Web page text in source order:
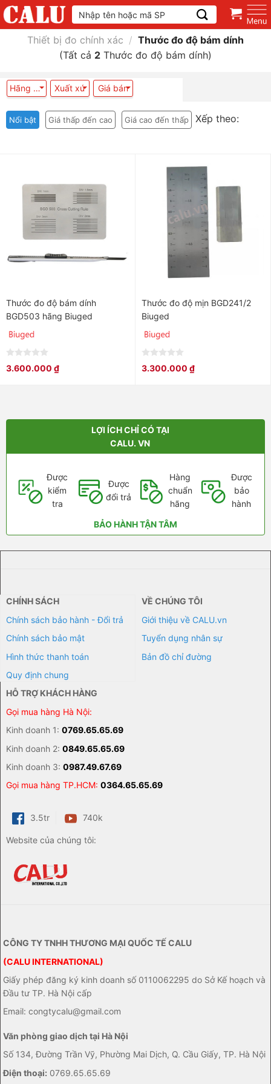
Skip
to
content
Tìm
kiếm:
Thiết bị đo chính xác / Thước đo độ bám dính
(Tất cả 2 Thước đo độ bám dính)
Xếp theo:
Nổi bật Giá thấp đến cao Giá cao đến thấp
Thước đo độ bám dính
BGD503 hãng Biuged
0
out
3.600.000 ₫
Thước đo độ mịn BGD241/2
Biuged
0
out
3.300.000 ₫
Hãng sx/thương hiệu Xuất xứ Giá bán
LỢI ÍCH CHỈ CÓ TẠI
CALU. VN
Được
kiểm
tra
Được
đổi trả
Hàng
chuẩn
hãng
Được
bảo
hành
BẢO HÀNH TẬN TÂM
CHÍNH SÁCH
Chính sách bảo hành - Đổi trả
Chính sách bảo mật
Hình thức thanh toán
Quy định chung
VỀ CHÚNG TÔI
Giới thiệu về CALU.vn
Tuyển dụng nhân sự
Bản đồ chỉ đường
HỖ TRỢ KHÁCH HÀNG
Gọi mua hàng Hà Nội:
Kinh doanh 1: 0769.65.65.69
Kinh doanh 2: 0849.65.65.69
Kinh doanh 3: 0987.49.67.69
Gọi mua hàng TP.HCM: 0364.65.65.69
3.5tr 740k
Website của chúng tôi:
CÔNG TY TNHH THƯƠNG MẠI QUỐC TẾ CALU
(CALU INTERNATIONAL)
Giấy phép đăng ký kinh doanh số 0110062295 do Sở Kế hoạch và
Đầu tư TP. Hà Nội cấp
Email: congtycalu@gmail.com
Văn phòng giao dịch tại Hà Nội
Số 134, Đường Trần Vỹ, Phường Mai Dịch, Q. Cầu Giấy, TP. Hà Nội
Điện thoại: 0769.65.65.69